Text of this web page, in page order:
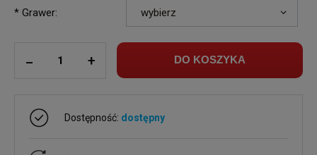
* Grawer:
+ DO KOSZYKA
Dostępność: dostępny